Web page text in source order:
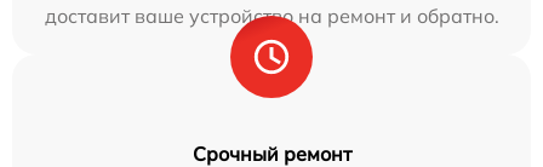
доставит ваше устройство на ремонт и обратно.
Срочный ремонт